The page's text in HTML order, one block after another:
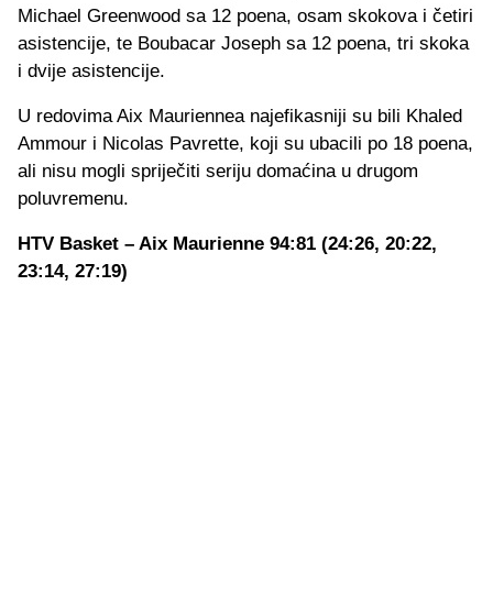
Michael Greenwood sa 12 poena, osam skokova i četiri
asistencije, te Boubacar Joseph sa 12 poena, tri skoka
i dvije asistencije.
U redovima Aix Mauriennea najefikasniji su bili Khaled
Ammour i Nicolas Pavrette, koji su ubacili po 18 poena,
ali nisu mogli spriječiti seriju domaćina u drugom
poluvremenu.
HTV Basket – Aix Maurienne 94:81 (24:26, 20:22,
23:14, 27:19)